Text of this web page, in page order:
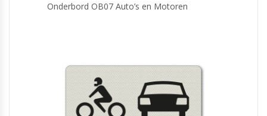
Onderbord OB07 Auto’s en Motoren